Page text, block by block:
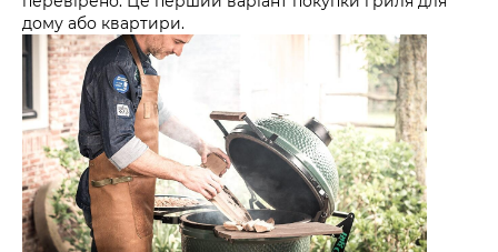
дому або квартири.